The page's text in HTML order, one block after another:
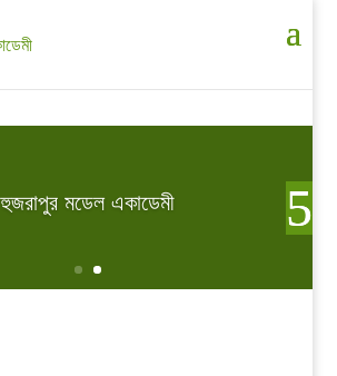
হুজরাপুর মডেল একাডেমী